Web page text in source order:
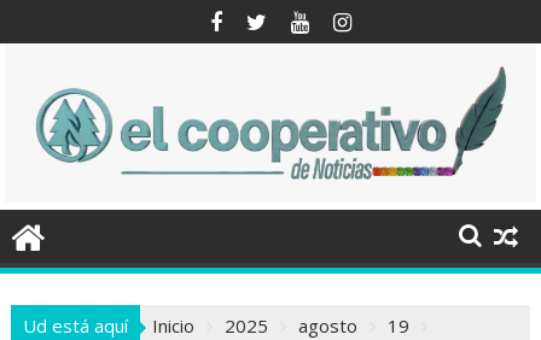
al
Ud está aquí Inicio 2025 agosto
19